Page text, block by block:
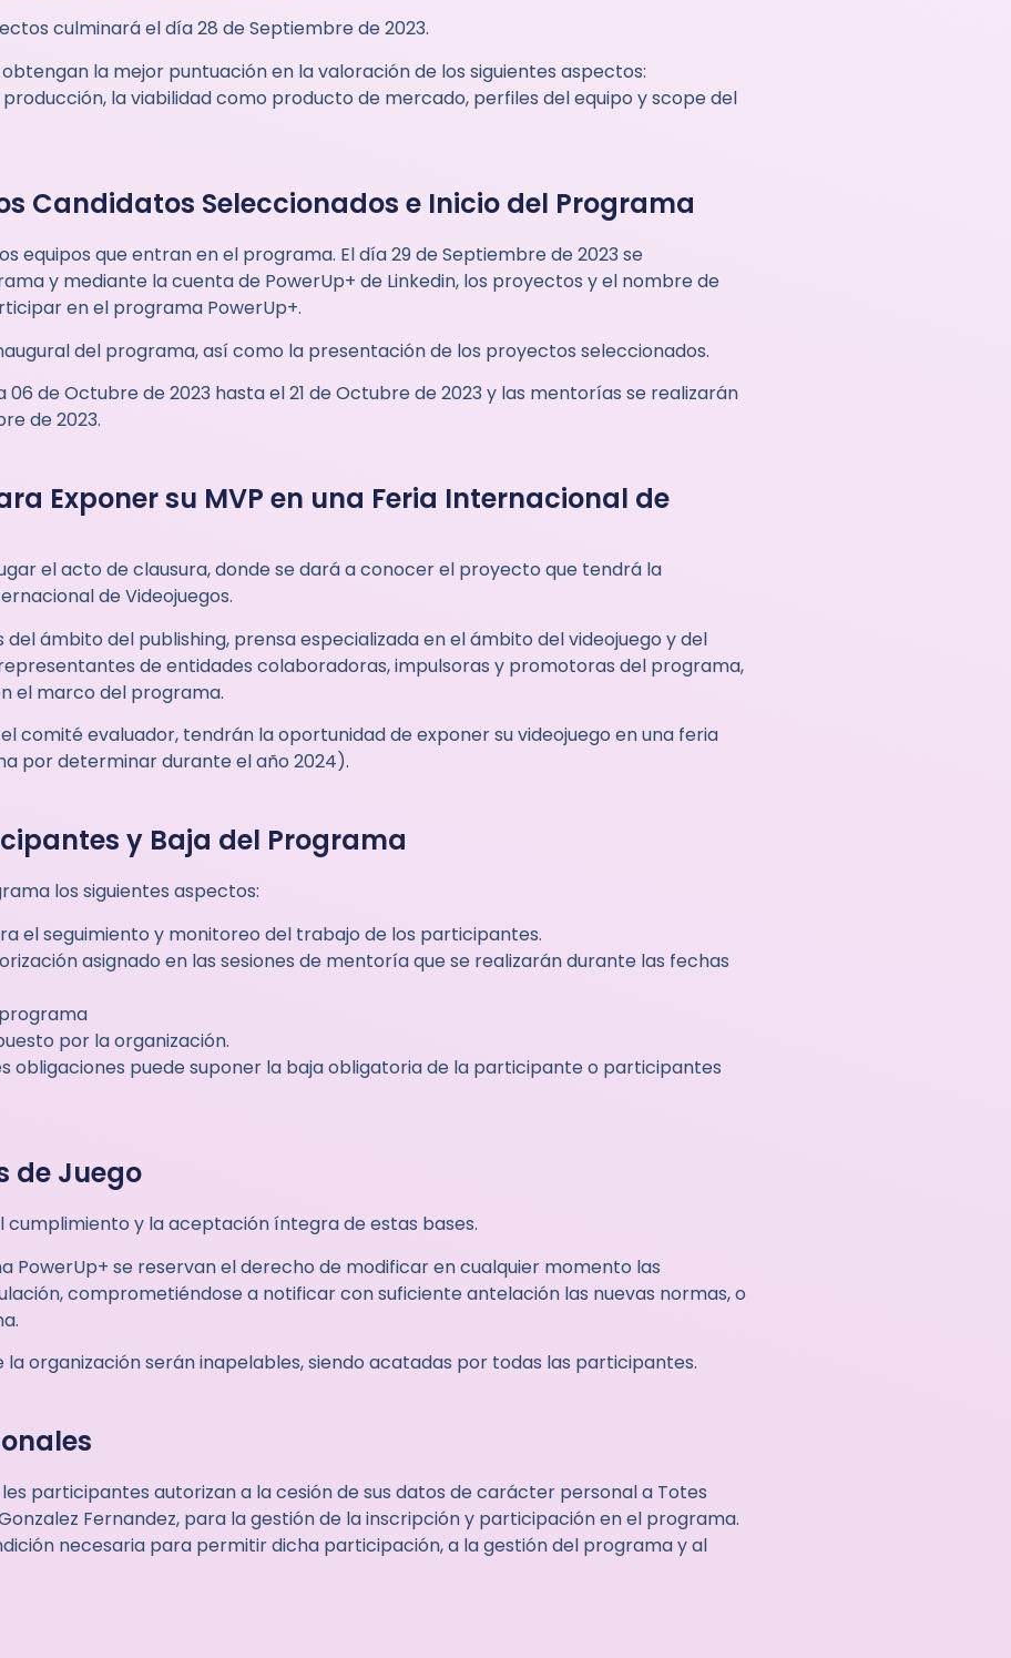
culminará el día 28 de Septiembre de 2023.
la mejor puntuación en la valoración de los siguientes aspectos:
la viabilidad como producto de mercado, perfiles del equipo y scope del
Candidatos Seleccionados e Inicio del Programa
equipos que entran en el programa. El día 29 de Septiembre de 2023 se
y mediante la cuenta de PowerUp+ de Linkedin, los proyectos y el nombre de
en el programa PowerUp+.
del programa, así como la presentación de los proyectos seleccionados.
de Octubre de 2023 hasta el 21 de Octubre de 2023 y las mentorías se realizarán
de 2023.
Exponer su MVP en una Feria Internacional de
el acto de clausura, donde se dará a conocer el proyecto que tendrá la
de Videojuegos.
ámbito del publishing, prensa especializada en el ámbito del videojuego y del
de entidades colaboradoras, impulsoras y promotoras del programa,
el marco del programa.
comité evaluador, tendrán la oportunidad de exponer su videojuego en una feria
por determinar durante el año 2024).
y Baja del Programa
los siguientes aspectos:
el seguimiento y monitoreo del trabajo de los participantes.
asignado en las sesiones de mentoría que se realizarán durante las fechas
por la organización.
obligaciones puede suponer la baja obligatoria de la participante o participantes
de Juego
y la aceptación íntegra de estas bases.
PowerUp+ se reservan el derecho de modificar en cualquier momento las
comprometiéndose a notificar con suficiente antelación las nuevas normas, o
la organización serán inapelables, siendo acatadas por todas las participantes.
participantes autorizan a la cesión de sus datos de carácter personal a Totes
Fernandez, para la gestión de la inscripción y participación en el programa.
necesaria para permitir dicha participación, a la gestión del programa y al